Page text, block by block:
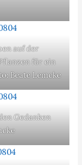
auf der
für ein
Beate Lemcke
Gedanken